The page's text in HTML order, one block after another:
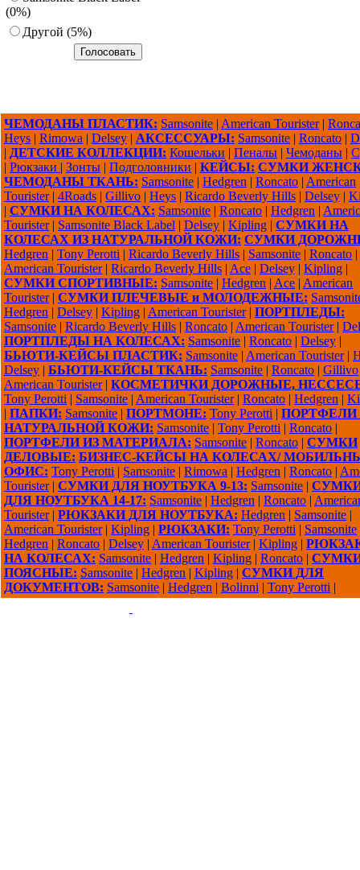
(0%)
Другoй (5%)
ЧЕМОДАНЫ ПЛАСТИК: Samsonite | American Tourister|
Heys | Rimowa | Delsey | АКСЕССУАРЫ: Samsonite | Roncato |
| ДЕТСКИЕ КОЛЛЕКЦИИ: Кошельки | Пеналы | Чемоданы |
| Рюкзаки | Зонты | Подголовники | КЕЙСЫ: СУМКИ
ЧЕМОДАНЫ ТКАНЬ: Samsonite | Hedgren | Roncato | American
Tourister| 4Roads | Gillivo | Heys | Ricardo Beverly Hills | Delsey |
| СУМКИ НА КОЛЕСАХ: Samsonite | Roncato | Hedgren |
Tourister| Samsonite Black Label | Delsey | Kipling | СУМКИ НА
КОЛЕСАХ ИЗ НАТУРАЛЬНОЙ КОЖИ: СУМКИ
Hedgren | Tony Perotti | Ricardo Beverly Hills | Samsonite | Roncato |
American Tourister| Ricardo Beverly Hills | Ace | Delsey | Kipling |
СУМКИ СПОРТИВНЫЕ: Samsonite | Hedgren | Ace | American
Tourister| СУМКИ ПЛЕЧЕВЫЕ и МОЛОДЕЖНЫЕ:
Hedgren | Delsey | Kipling | American Tourister| ПОРТПЛЕДЫ:
Samsonite | Ricardo Beverly Hills | Roncato | American Tourister|
ПОРТПЛЕДЫ НА КОЛЕСАХ: Samsonite | Roncato | Delsey |
БЬЮТИ-КЕЙСЫ ПЛАСТИК: Samsonite | American Tourister|
Delsey | БЬЮТИ-КЕЙСЫ ТКАНЬ: Samsonite | Roncato | Gillivo
American Tourister| КОСМЕТИЧКИ ДОРОЖНЫЕ,
Tony Perotti | Samsonite | American Tourister| Roncato | Hedgren |
| ПАПКИ: Samsonite | ПОРТМОНЕ: Tony Perotti | ПОРТФЕЛИ
НАТУРАЛЬНОЙ КОЖИ: Samsonite | Tony Perotti | Roncato |
ПОРТФЕЛИ ИЗ МАТЕРИАЛА: Samsonite | Roncato | СУМКИ
ДЕЛОВЫЕ: БИЗНЕС-КЕЙСЫ НА КОЛЕСАХ/
ОФИС: Tony Perotti | Samsonite | Rimowa | Hedgren | Roncato |
Tourister| СУМКИ ДЛЯ НОУТБУКА 9-13: Samsonite |
ДЛЯ НОУТБУКА 14-17: Samsonite | Hedgren | Roncato |
Tourister| РЮКЗАКИ ДЛЯ НОУТБУКА: Hedgren | Samsonite |
American Tourister| Kipling | РЮКЗАКИ: Tony Perotti | Samsonite
Hedgren | Roncato | Delsey | American Tourister| Kipling |
НА КОЛЕСАХ: Samsonite | Hedgren | Kipling | Roncato |
ПОЯСНЫЕ: Samsonite | Hedgren | Kipling | СУМКИ ДЛЯ
ДОКУМЕНТОВ: Samsonite | Hedgren | Bolinni | Tony Perotti |